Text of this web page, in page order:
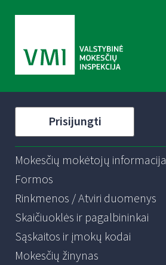
Prisijungti
Mokesčių mokėtojų informacija
Formos
Rinkmenos / Atviri duomenys
Skaičiuoklės ir pagalbininkai
Sąskaitos ir įmokų kodai
Mokesčių žinynas